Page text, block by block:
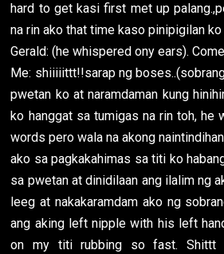
hard to get kasi first met up
na rin ako that time kaso pinipigilan ko
Gerald: (he whispered ony ears).
Me: shiiiiittt!!sarap ng
pwetan ko at naramdaman kung
ko hanggat sa tumigas na rin toh,
words pero wala na akong
ako sa pagkakahimas sa titi ko
sa pwetan at dinidilaan ang ilalim ng
leeg at nakakaramdam ako ng
ang aking left nipple with his left
on my titi rubbing so fast. Shittt